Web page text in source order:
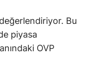
Bu
piyasa
OVP